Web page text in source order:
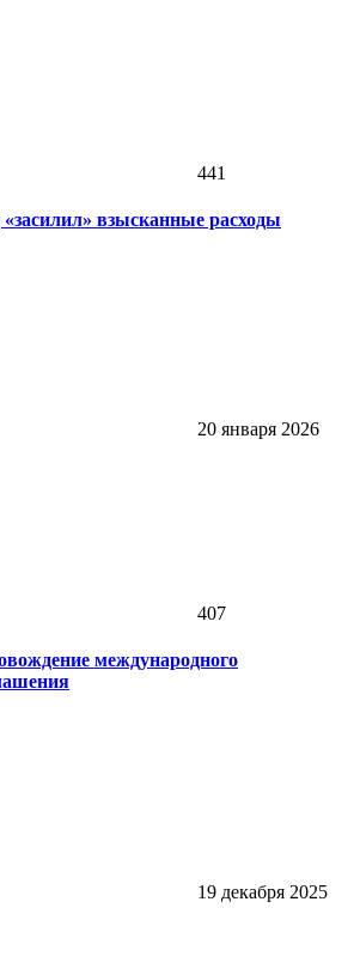
441
взысканные расходы
20 января 2026
407
международного
19 декабря 2025